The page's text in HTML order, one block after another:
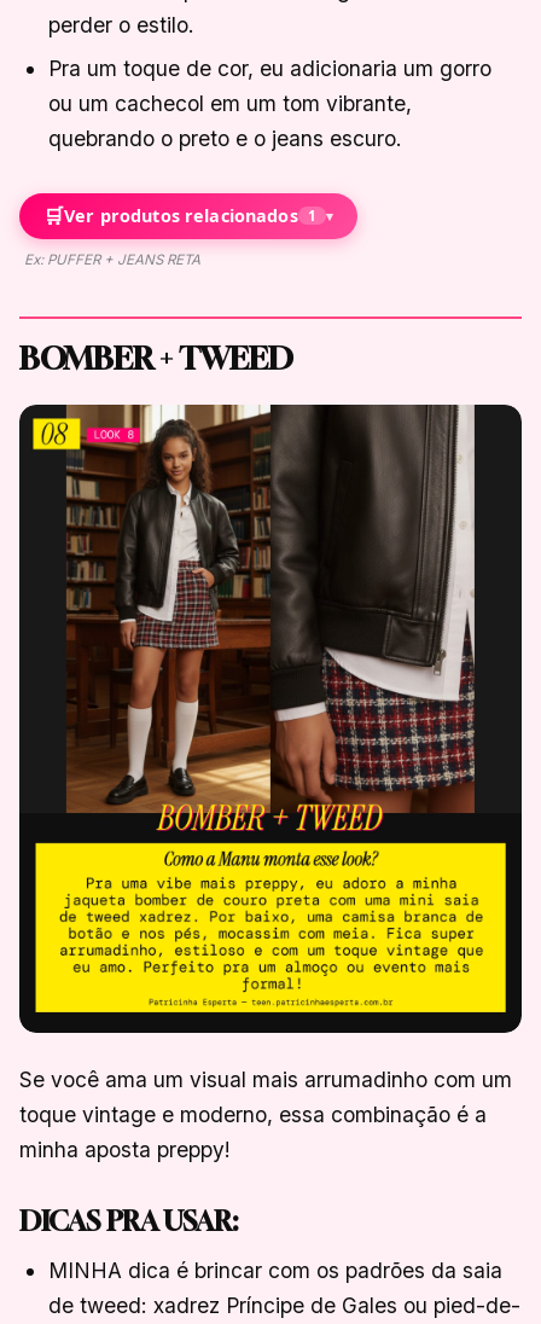
perder o estilo.
Pra um toque de cor, eu adicionaria um gorro
ou um cachecol em um tom vibrante,
quebrando o preto e o jeans escuro.
🛒Ver produtos relacionados 1 ▾
Ex: PUFFER + JEANS RETA
BOMBER + TWEED
Se você ama um visual mais arrumadinho com um
toque vintage e moderno, essa combinação é a
minha aposta preppy!
DICAS PRA USAR:
MINHA dica é brincar com os padrões da saia
de tweed: xadrez Príncipe de Gales ou pied-de-